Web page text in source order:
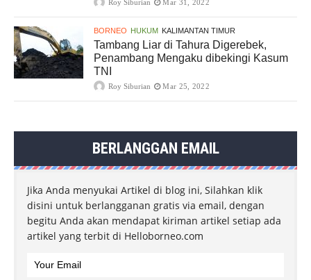
Roy Siburian Mar 31, 2022
BORNEO HUKUM KALIMANTAN TIMUR
Tambang Liar di Tahura Digerebek,
Penambang Mengaku dibekingi Kasum
TNI
Roy Siburian Mar 25, 2022
BERLANGGAN EMAIL
Jika Anda menyukai Artikel di blog ini, Silahkan klik
disini untuk berlangganan gratis via email, dengan
begitu Anda akan mendapat kiriman artikel setiap ada
artikel yang terbit di Helloborneo.com